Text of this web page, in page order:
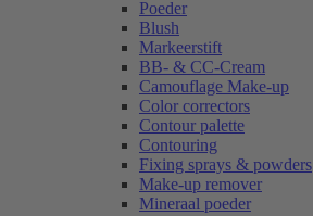
Poeder
Blush
Markeerstift
BB- & CC-Cream
Camouflage Make-up
Color correctors
Contour palette
Contouring
Fixing sprays & powders
Make-up remover
Mineraal poeder